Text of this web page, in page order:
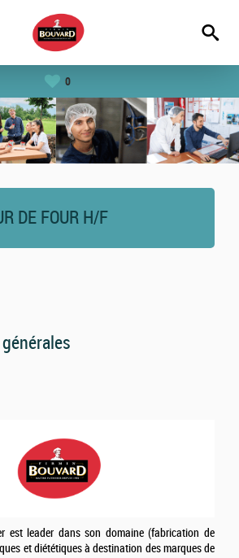
0
DE FOUR H/F
est leader dans son domaine (fabrication de
et diététiques à destination des marques de